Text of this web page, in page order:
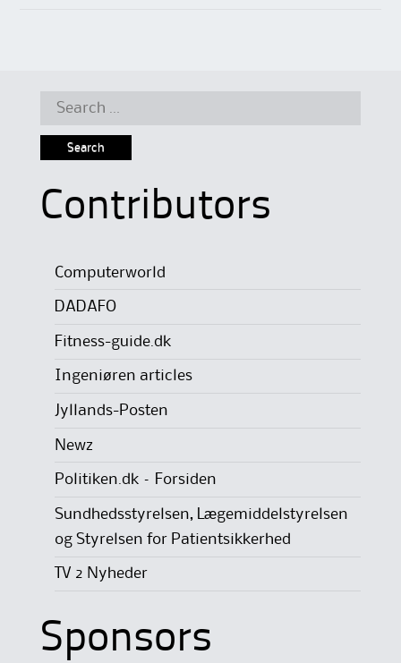
Search
Contributors
Computerworld
DADAFO
Fitness-guide.dk
Ingeniøren articles
Jyllands-Posten
Newz
Politiken.dk – Forsiden
Sundhedsstyrelsen, Lægemiddelstyrelsen
og Styrelsen for Patientsikkerhed
TV 2 Nyheder
Sponsors